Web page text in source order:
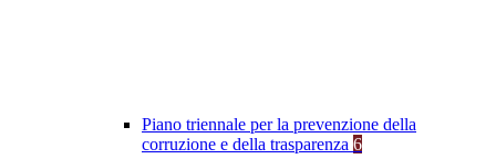
Piano triennale per la prevenzione della
corruzione e della trasparenza 6